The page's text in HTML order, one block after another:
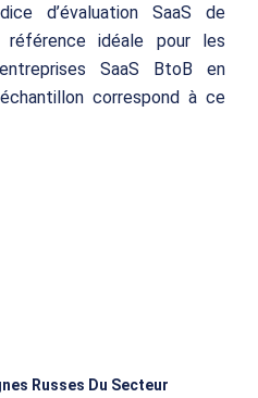
d’évaluation SaaS de
référence idéale pour les
SaaS BtoB en
correspond à ce
Russes Du Secteur